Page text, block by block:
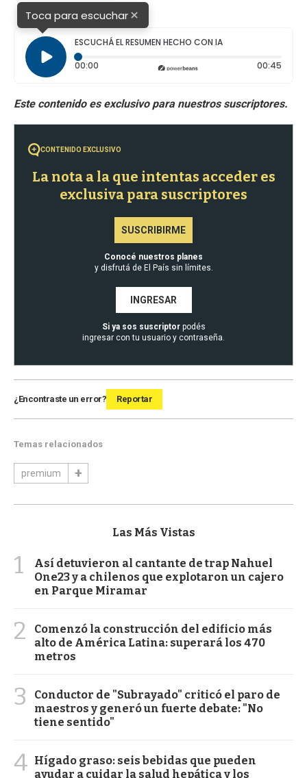
o
o
p
p
r
I
n
Toca para escuchar×
ESCUCHÁ EL RESUMEN HECHO CON IA
00:00 Tiempo transcurrido: 0 segundos 00:45
CONTENIDO EXCLUSIVO
La nota a la que intentas acceder es
exclusiva para suscriptores
SUSCRIBIRME
Conocé nuestros planes
y disfrutá de El País sin límites.
INGRESAR
Si ya sos suscriptorpodés
ingresar con tu usuario y contraseña.
¿Encontraste un error? Reportar
Temas relacionados
premium
Las Más Vistas
1
Así detuvieron al cantante de trap Nahuel
One23 y a chilenos que explotaron un cajero
en Parque Miramar
2
Comenzó la construcción del edificio más
alto de América Latina: superará los 470
metros
3
Conductor de "Subrayado" criticó el paro de
maestros y generó un fuerte debate: "No
tiene sentido"
4 Hígado graso: seis bebidas que pueden
ayudar a cuidar la salud hepática y los